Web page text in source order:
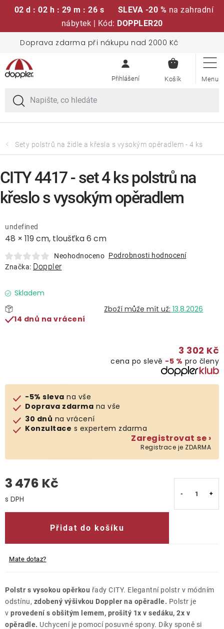
02 d : 02 h : 29 m : 25 s SLEVA -20 % na zahradní
nábytek | Kód: DOPPLER20
obsah
Doprava zdarma při nákupu nad 2000 Kč
KOŠÍK
Sedací soupravy
Slunečníky
Křesla a židle
Lavice a houpačky
Lehátka
Doplňky
Deštníky
Gastro produkty
Klub výhod
Sety polstrů na židle a křesla s vysokým opěradlem - 4 ks
48 × 119 cm, tloušťka 6 cm
undefined
Neohodnoceno Podrobnosti hodnocení
Značka: Doppler
Skladem
13.8.2026
14 dnů na vrácení
3 302 Kč
cena po slevě −5 % pro členy
-5% sleva na vše
Doprava zdarma na vše
30 dnů na vrácení
Konzultace s expertem zdarma
Zaregistrovat se ›
Registrace je ZDARMA
3 476 Kč
Přidat do košíku
Mate dotaz?
Polstr s vysokou opěrkou řady CITY. Elegantní polstr v módním
odstínu, zdobený výšivkou Doppler na opěradle. Polstr je
v provedení s obšitým lemem, prošitý 1x v sedáku, 2x v
opěradle. Uchycení je pomocí posuvné spony. Díky sponě si
CITY 4417 - set 4 ks polstrů na
křeslo s vysokým opěradlem